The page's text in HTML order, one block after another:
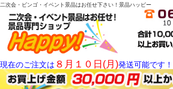
二次会・ビンゴ・イベント景品はお任せ下さい！景品ハッピー
現在のご注文は ８月１０日(月)発送可能です！